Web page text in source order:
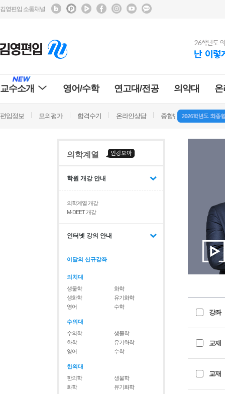
김영편입 소통채널
교수소개 영어/수학 연고대/전공 의약대
편입정보 모의평가 합격수기 온라인상담 종합반 방문상담
의학계열
학원 개강 안내
의학계열 개강
M·DEET 개강
인터넷 강의 안내
이달의 신규강좌
의치대
생물학
화학
생화학
유기화학
영어
수학
수의대
수의학
생물학
화학
유기화학
영어
수학
한의대
한의학
생물학
화학
유기화학
강좌
교재
교재